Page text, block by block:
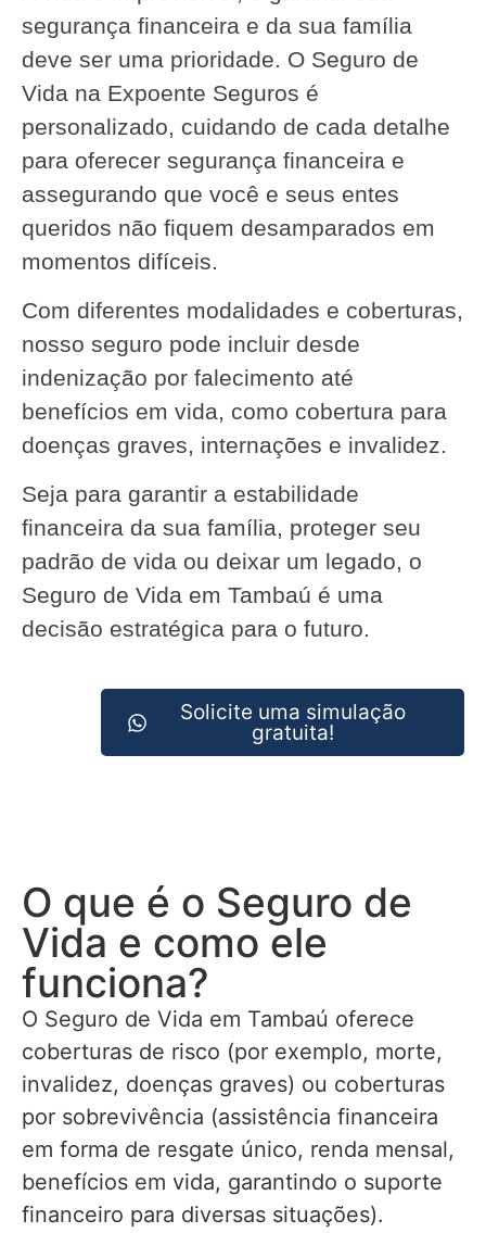
segurança financeira e da sua família
deve ser uma prioridade. O Seguro de
Vida na Expoente Seguros é
personalizado, cuidando de cada detalhe
para oferecer segurança financeira e
assegurando que você e seus entes
queridos não fiquem desamparados em
momentos difíceis.
Com diferentes modalidades e coberturas,
nosso seguro pode incluir desde
indenização por falecimento até
benefícios em vida, como cobertura para
doenças graves, internações e invalidez.
Seja para garantir a estabilidade
financeira da sua família, proteger seu
padrão de vida ou deixar um legado, o
Seguro de Vida em Tambaú é uma
decisão estratégica para o futuro.
Solicite uma simulação
gratuita!
O que é o Seguro de
Vida e como ele
funciona?
O Seguro de Vida em Tambaú oferece
coberturas de risco (por exemplo, morte,
invalidez, doenças graves) ou coberturas
por sobrevivência (assistência financeira
em forma de resgate único, renda mensal,
benefícios em vida, garantindo o suporte
financeiro para diversas situações).